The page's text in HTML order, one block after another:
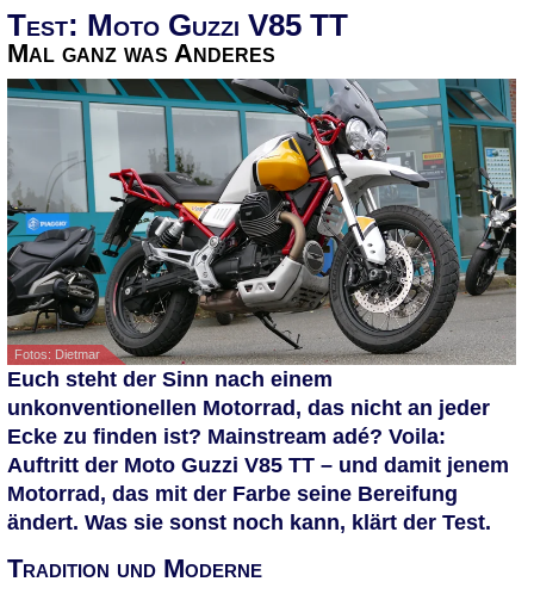
Test: Moto Guzzi V85 TT
Mal ganz was Anderes
Fotos: Dietmar
Euch steht der Sinn nach einem
unkonventionellen Motorrad, das nicht an jeder
Ecke zu finden ist? Mainstream adé? Voila:
Auftritt der Moto Guzzi V85 TT – und damit jenem
Motorrad, das mit der Farbe seine Bereifung
ändert. Was sie sonst noch kann, klärt der Test.
Tradition und Moderne